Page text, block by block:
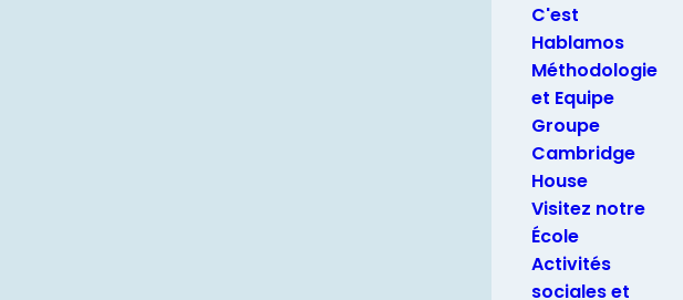
C'est
Hablamos
Méthodologie
et Equipe
Groupe
Cambridge
House
Visitez notre
École
Activités
sociales et